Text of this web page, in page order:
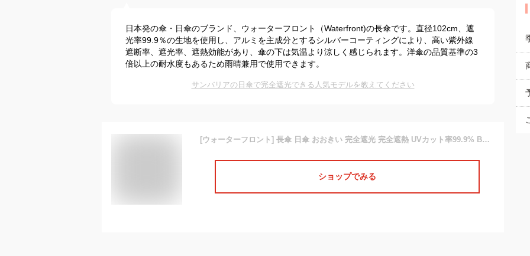
日本発の傘・日傘のブランド、ウォーターフロント（Waterfront)の長傘です。直径102cm、遮
光率99.9％の生地を使用し、アルミを主成分とするシルバーコーティングにより、高い紫外線
遮断率、遮光率、遮熱効能があり、傘の下は気温より涼しく感じられます。洋傘の品質基準の3
倍以上の耐水度もあるため雨晴兼用で使用できます。
サンバリアの日傘で完全遮光できる人気モデルを教えてください
[ウォーターフロント] 長傘 日傘 おおきい 完全遮光 完全遮熱 UVカット率99.9% BKUV160SH-SL
ショップでみる